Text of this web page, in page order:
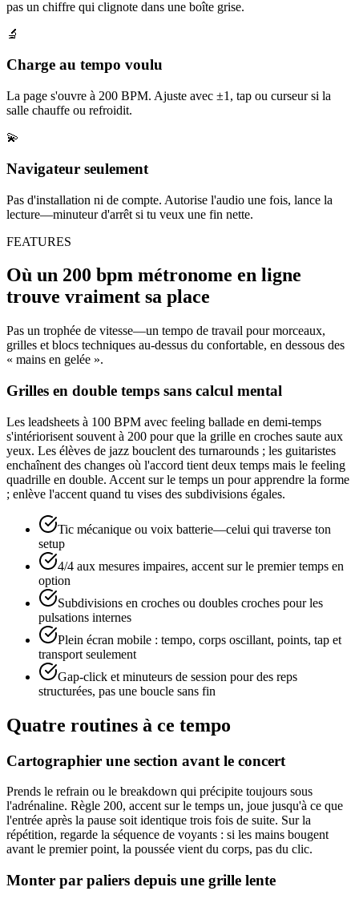
pas un chiffre qui clignote dans une boîte grise.
🔬
Charge au tempo voulu
La page s'ouvre à 200 BPM. Ajuste avec ±1, tap ou curseur si la
salle chauffe ou refroidit.
💫
Navigateur seulement
Pas d'installation ni de compte. Autorise l'audio une fois, lance la
lecture—minuteur d'arrêt si tu veux une fin nette.
FEATURES
Où un 200 bpm métronome en ligne
trouve vraiment sa place
Pas un trophée de vitesse—un tempo de travail pour morceaux,
grilles et blocs techniques au-dessus du confortable, en dessous des
« mains en gelée ».
Grilles en double temps sans calcul mental
Les leadsheets à 100 BPM avec feeling ballade en demi-temps
s'intériorisent souvent à 200 pour que la grille en croches saute aux
yeux. Les élèves de jazz bouclent des turnarounds ; les guitaristes
enchaînent des changes où l'accord tient deux temps mais le feeling
quadrille en double. Accent sur le temps un pour apprendre la forme
; enlève l'accent quand tu vises des subdivisions égales.
Tic mécanique ou voix batterie—celui qui traverse ton
setup
4/4 aux mesures impaires, accent sur le premier temps en
option
Subdivisions en croches ou doubles croches pour les
pulsations internes
Plein écran mobile : tempo, corps oscillant, points, tap et
transport seulement
Gap-click et minuteurs de session pour des reps
structurées, pas une boucle sans fin
Quatre routines à ce tempo
Cartographier une section avant le concert
Prends le refrain ou le breakdown qui précipite toujours sous
l'adrénaline. Règle 200, accent sur le temps un, joue jusqu'à ce que
l'entrée après la pause soit identique trois fois de suite. Sur la
répétition, regarde la séquence de voyants : si les mains bougent
avant le premier point, la poussée vient du corps, pas du clic.
Monter par paliers depuis une grille lente